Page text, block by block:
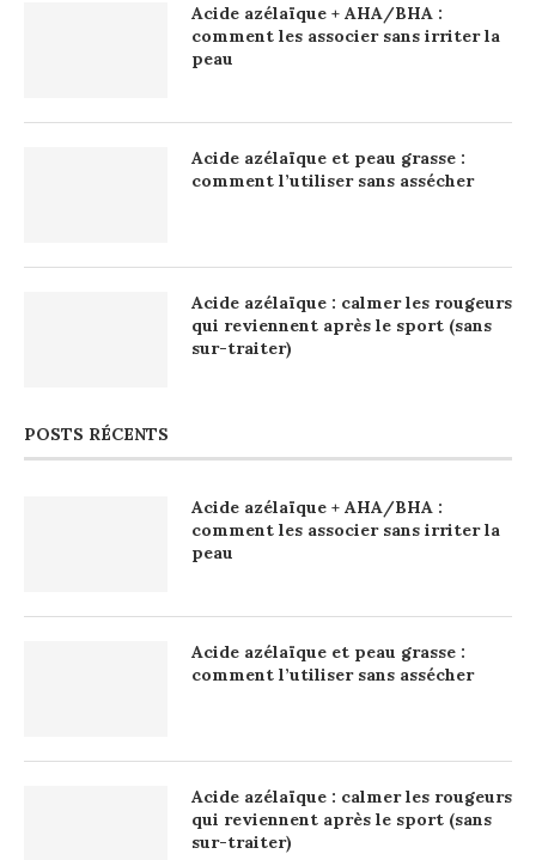
Acide azélaïque + AHA/BHA :
comment les associer sans irriter la
peau
Acide azélaïque et peau grasse :
comment l’utiliser sans assécher
Acide azélaïque : calmer les rougeurs
qui reviennent après le sport (sans
sur-traiter)
POSTS RÉCENTS
Acide azélaïque + AHA/BHA :
comment les associer sans irriter la
peau
Acide azélaïque et peau grasse :
comment l’utiliser sans assécher
Acide azélaïque : calmer les rougeurs
qui reviennent après le sport (sans
sur-traiter)